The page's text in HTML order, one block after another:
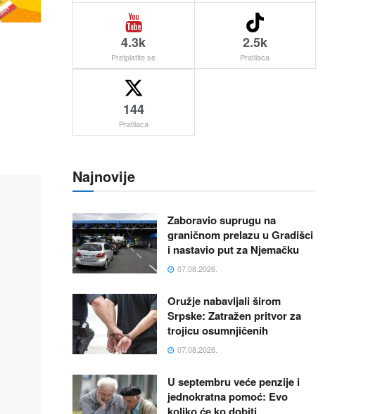
4.3k
Pretplatite se
2.5k
Pratilaca
144
Pratilaca
Najnovije
Zaboravio suprugu na
graničnom prelazu u Gradišci
i nastavio put za Njemačku
07.08.2026.
Oružje nabavljali širom
Srpske: Zatražen pritvor za
trojicu osumnjičenih
07.08.2026.
U septembru veće penzije i
jednokratna pomoć: Evo